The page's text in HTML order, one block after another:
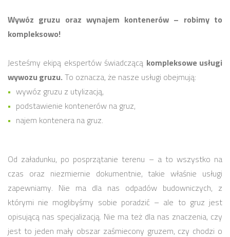
Wywóz gruzu oraz wynajem kontenerów – robimy to
kompleksowo!
Jesteśmy ekipą ekspertów świadczącą kompleksowe usługi
wywozu gruzu.To oznacza, że nasze usługi obejmują:
wywóz gruzu z utylizacją,
podstawienie kontenerów na gruz,
najem kontenera na gruz.
Od załadunku, po posprzątanie terenu – a to wszystko na
czas oraz niezmiernie dokumentnie, takie właśnie usługi
zapewniamy. Nie ma dla nas odpadów budowniczych, z
którymi nie moglibyśmy sobie poradzić – ale to gruz jest
opisującą nas specjalizacją. Nie ma też dla nas znaczenia, czy
jest to jeden mały obszar zaśmiecony gruzem, czy chodzi o